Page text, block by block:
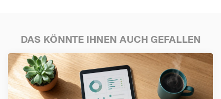
DAS KÖNNTE IHNEN AUCH GEFALLEN